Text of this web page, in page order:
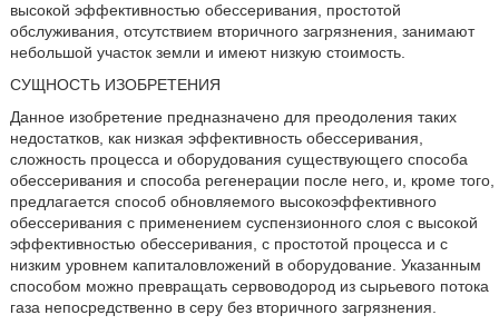
высокой эффективностью обессеривания, простотой
обслуживания, отсутствием вторичного загрязнения, занимают
небольшой участок земли и имеют низкую стоимость.
СУЩНОСТЬ ИЗОБРЕТЕНИЯ
Данное изобретение предназначено для преодоления таких
недостатков, как низкая эффективность обессеривания,
сложность процесса и оборудования существующего способа
обессеривания и способа регенерации после него, и, кроме того,
предлагается способ обновляемого высокоэффективного
обессеривания с применением суспензионного слоя с высокой
эффективностью обессеривания, с простотой процесса и с
низким уровнем капиталовложений в оборудование. Указанным
способом можно превращать сервоводород из сырьевого потока
газа непосредственно в серу без вторичного загрязнения.